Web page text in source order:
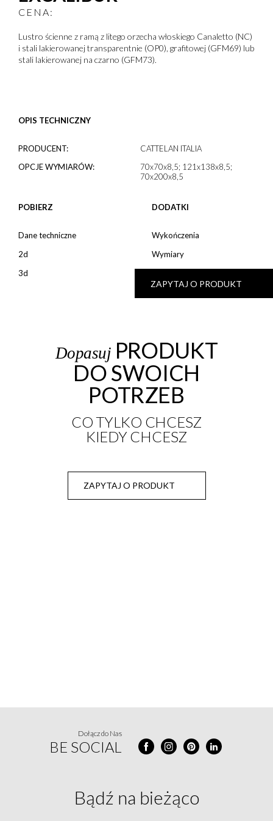
GENERIC FILTERS
FILTER BY CUSTOM POST TYPE
CENA:
Lustro ścienne z ramą z litego orzecha włoskiego Canaletto (NC)
i stali lakierowanej transparentnie (OP0), grafitowej (GFM69) lub
stali lakierowanej na czarno (GFM73).
ZAPYTAJ O PRODUKT
OPIS TECHNICZNY
PRODUCENT:
CATTELAN ITALIA
OPCJE WYMIARÓW:
70x70x8,5; 121x138x8,5;
70x200x8,5
POBIERZ
Dane techniczne
2d
3d
DODATKI
Wykończenia
Wymiary
Dopasuj PRODUKT
DO SWOICH
POTRZEB
CO TYLKO CHCESZ
KIEDY CHCESZ
ZAPYTAJ O PRODUKT
Dołącz do Nas
BE SOCIAL
Bądź na bieżąco